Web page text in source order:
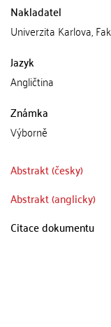
Nakladatel
Univerzita Karlova,
Jazyk
Angličtina
Známka
Výborně
Abstrakt (česky)
Abstrakt (anglicky)
Citace dokumentu